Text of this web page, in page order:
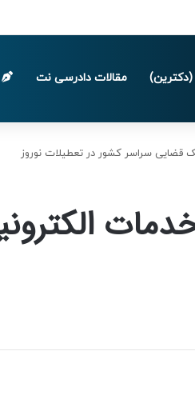
تابستان 1405
مقالات دادرسی نت
قضایی سراسر کشور در تعطیلات نوروز